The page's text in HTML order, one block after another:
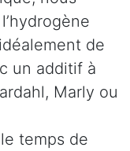
de
un additif à
Marly ou
temps de